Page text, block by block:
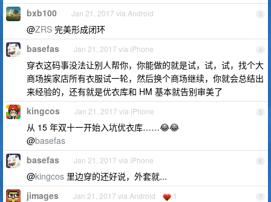
3
bxb100 Jan 21, 2017 via Android
@ZRS 完美形成闭环
4
basefas Jan 21, 2017 via iPhone
穿衣这码事没法让别人帮你，你能做的就是试，试，试，找个大
商场挨家店所有衣服试一轮，然后换个商场继续，你就会总结出
来经验的，还有就是优衣库和 HM 基本就告别审美了
5
kingcos Jan 21, 2017 via iPhone
从 15 年双十一开始入坑优衣库……😂😂
@basefas
6
basefas Jan 21, 2017 via iPhone
@kingcos 里边穿的还好说，外套就...
7
jimages Jan 21, 2017 via Android 1